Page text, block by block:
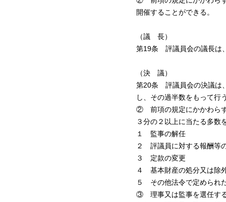
開催することができる。
（議 長）
第19条 評議員会の議長は
（決 議）
第20条 評議員会の決議は
し、その過半数をもって行
② 前項の規定にかかわらず
３分の２以上に当たる多数
１ 監事の解任
２ 評議員に対する報酬等
３ 定款の変更
４ 基本財産の処分又は除
５ その他法令で定められ
③ 理事又は監事を選任する